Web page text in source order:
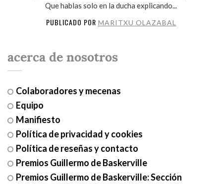
Que hablas solo en la ducha explicando...
PUBLICADO POR MARITXU OLAZABAL
acerca de nosotros
Colaboradores y mecenas
Equipo
Manifiesto
Política de privacidad y cookies
Política de reseñas y contacto
Premios Guillermo de Baskerville
Premios Guillermo de Baskerville: Sección